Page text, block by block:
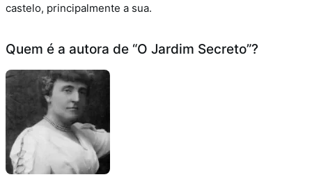
castelo, principalmente a sua.
Quem é a autora de “O Jardim Secreto”?